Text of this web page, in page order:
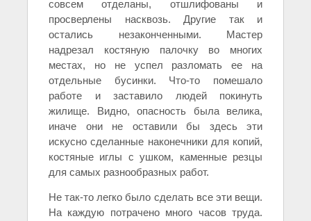
совсем отделаны, отшлифованы и
просверлены насквозь. Другие так и
остались незаконченными. Мастер
надрезал костяную палочку во многих
местах, но не успел разломать ее на
отдельные бусинки. Что-то помешало
работе и заставило людей покинуть
жилище. Видно, опасность была велика,
иначе они не оставили бы здесь эти
искусно сделанные наконечники для копий,
костяные иглы с ушком, каменные резцы
для самых разнообразных работ.
Не так-то легко было сделать все эти вещи.
На каждую потрачено много часов труда.